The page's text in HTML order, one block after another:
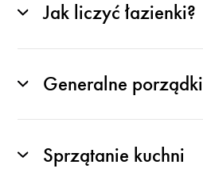
Jak liczyć łazienki?
Generalne porządki
Sprzątanie kuchni